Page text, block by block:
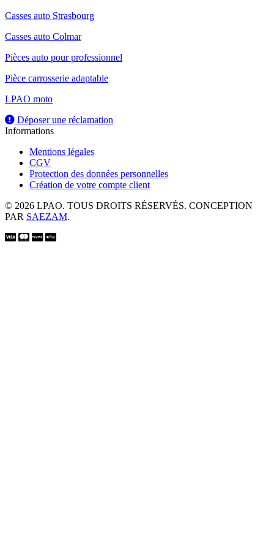
Casses auto Strasbourg
Casses auto Colmar
Pièces auto pour professionnel
Pièce carrosserie adaptable
LPAO moto
Déposer une réclamation
Informations
Mentions légales
CGV
Protection des données personnelles
Création de votre compte client
© 2026 LPAO. TOUS DROITS RÉSERVÉS. CONCEPTION
PAR SAEZAM.